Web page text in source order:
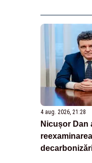
4 aug. 2026, 21:28
Nicușor Dan